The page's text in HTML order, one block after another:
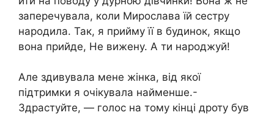
заперечувала, коли Мирослава їй сестру
народила. Так, я прийму її в будинок, якщо
вона прийде, Не вижену. А ти народжуй!
Але здивувала мене жінка, від якої
підтримки я очікувала найменше.-
Здрастуйте, — голос на тому кінці дроту був